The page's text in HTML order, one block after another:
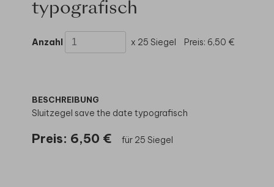
typografisch
Anzahl x 25 Siegel Preis: 6,50 €
BESCHREIBUNG
Sluitzegel save the date typografisch
Preis: 6,50 € für 25 Siegel